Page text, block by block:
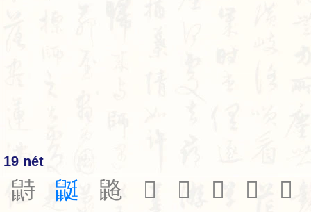
19 nét
鼭 鼮 䶅 𪕊 𪕑 𪕒 𪕓
𪕗